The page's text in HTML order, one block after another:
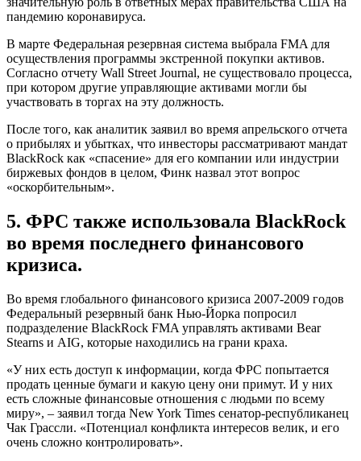
пандемию коронавируса.
В марте Федеральная резервная система выбрала FMA для
осуществления программы экстренной покупки активов.
Согласно отчету Wall Street Journal, не существовало процесса,
при котором другие управляющие активами могли бы
участвовать в торгах на эту должность.
После того, как аналитик заявил во время апрельского отчета
о прибылях и убытках, что инвесторы рассматривают мандат
BlackRock как «спасение» для его компании или индустрии
биржевых фондов в целом, Финк назвал этот вопрос
«оскорбительным».
5. ФРС также использовала BlackRock
во время последнего финансового
кризиса.
Во время глобального финансового кризиса 2007-2009 годов
Федеральный резервный банк Нью-Йорка попросил
подразделение BlackRock FMA управлять активами Bear
Stearns и AIG, которые находились на грани краха.
«У них есть доступ к информации, когда ФРС попытается
продать ценные бумаги и какую цену они примут. И у них
есть сложные финансовые отношения с людьми по всему
миру», – заявил тогда New York Times сенатор-республиканец
Чак Грассли. «Потенциал конфликта интересов велик, и его
очень сложно контролировать».